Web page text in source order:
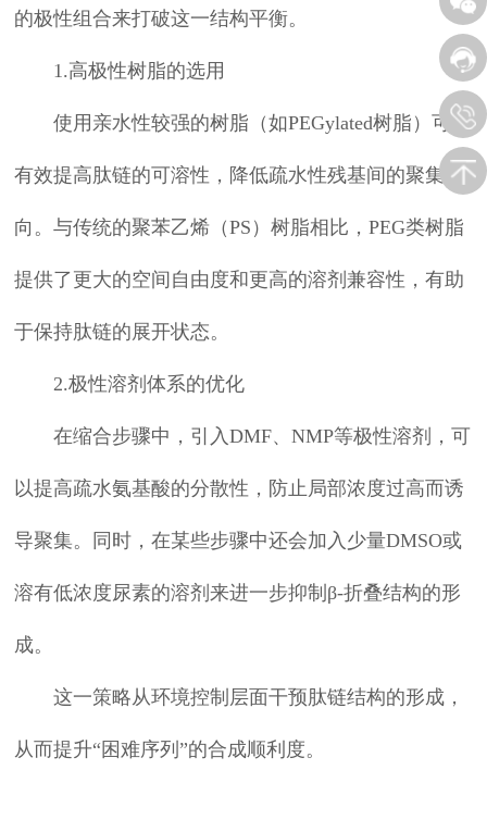
的极性组合来打破这一结构平衡。
1.高极性树脂的选用
使用亲水性较强的树脂（如PEGylated树脂）可以
有效提高肽链的可溶性，降低疏水性残基间的聚集倾
向。与传统的聚苯乙烯（PS）树脂相比，PEG类树脂
提供了更大的空间自由度和更高的溶剂兼容性，有助
于保持肽链的展开状态。
2.极性溶剂体系的优化
在缩合步骤中，引入DMF、NMP等极性溶剂，可
以提高疏水氨基酸的分散性，防止局部浓度过高而诱
导聚集。同时，在某些步骤中还会加入少量DMSO或
溶有低浓度尿素的溶剂来进一步抑制β-折叠结构的形
成。
这一策略从环境控制层面干预肽链结构的形成，
从而提升“困难序列”的合成顺利度。